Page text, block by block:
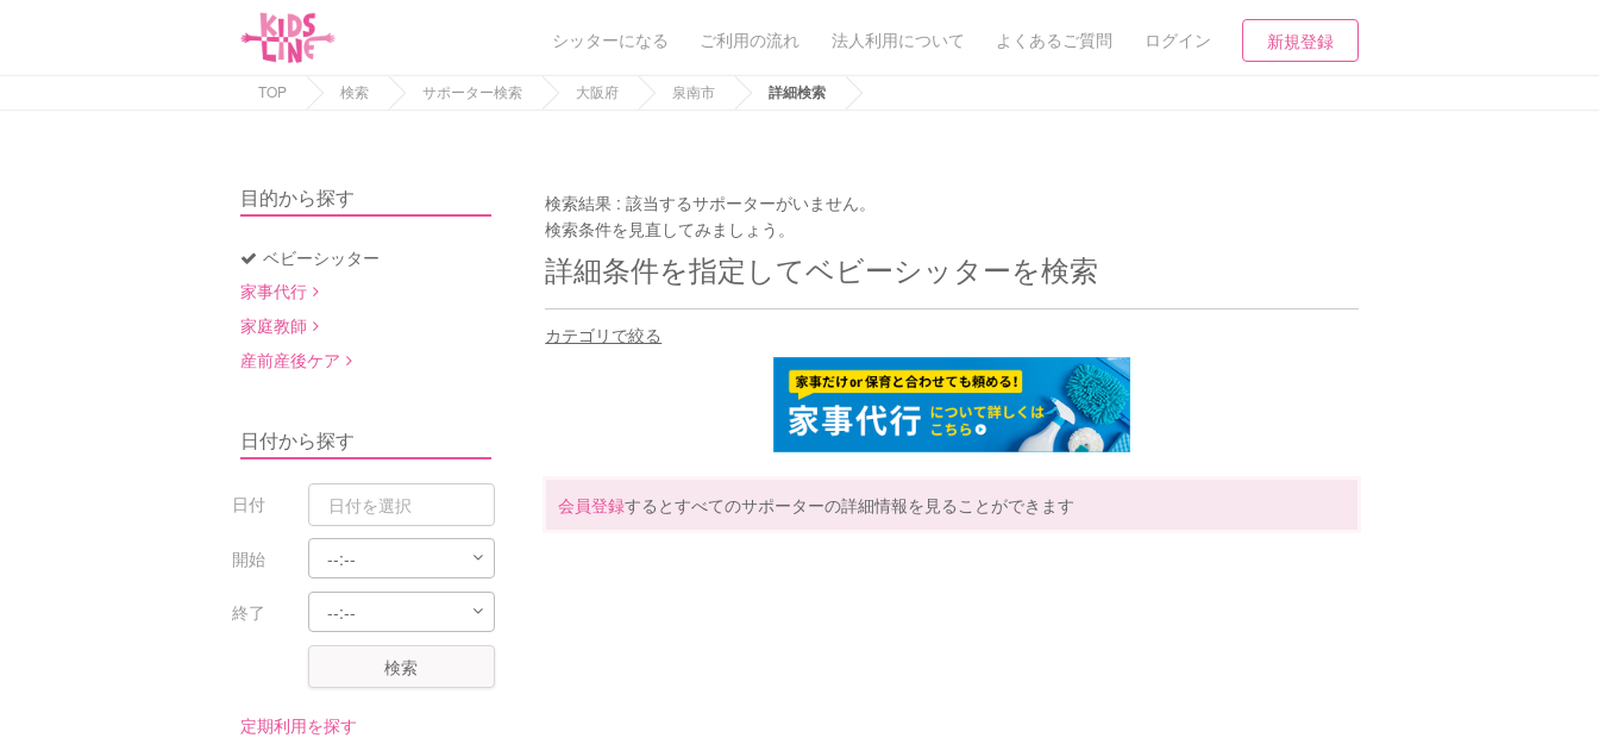
シッターになる ご利用の流れ 法人利用について よくあるご質問 ログイン 新規登録
TOP 検索 サポーター検索 大阪府 泉南市 詳細検索
目的から探す
ベビーシッター
家事代行
家庭教師
産前産後ケア
日付から探す
日付
開始
終了
検索
定期利用を探す
検索結果 :該当するサポーターがいません。
検索条件を見直してみましょう。
詳細条件を指定してベビーシッターを検索
カテゴリで絞る
会員登録するとすべてのサポーターの詳細情報を見ることができます